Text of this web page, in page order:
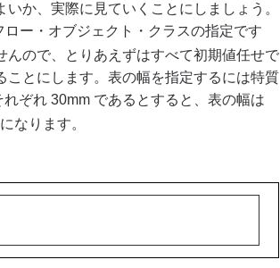
か、実際に見ていくことにしましょう。
ロー・オブジェクト・クラスの指定です
ので、とりあえずはすべて初期値任せで
ことにします。表の幅を指定するには特質
ぞれ 30mm であるとすると、表の幅は
なります。